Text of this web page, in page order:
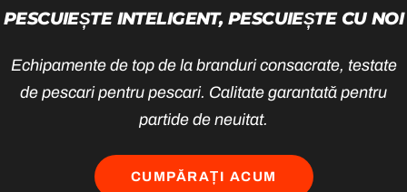
PESCUIEȘTE INTELIGENT, PESCUIEȘTE CU NOI
Echipamente de top de la branduri consacrate, testate
de pescari pentru pescari. Calitate garantată pentru
partide de neuitat.
CUMPĂRAȚI ACUM